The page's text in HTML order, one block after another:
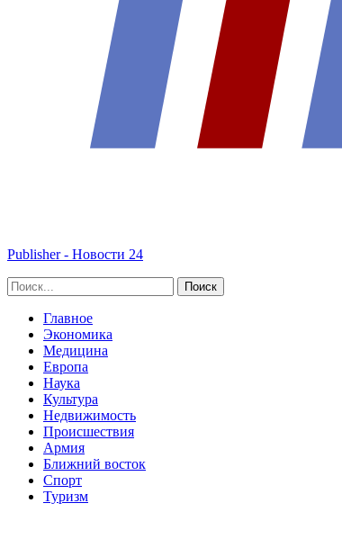
Publisher - Новости 24
Главное
Экономика
Медицина
Европа
Наука
Культура
Недвижимость
Происшествия
Армия
Ближний восток
Спорт
Туризм